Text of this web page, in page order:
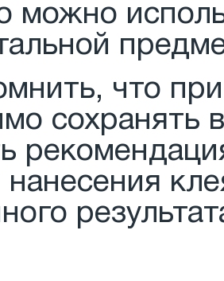
можно
что
сохранять